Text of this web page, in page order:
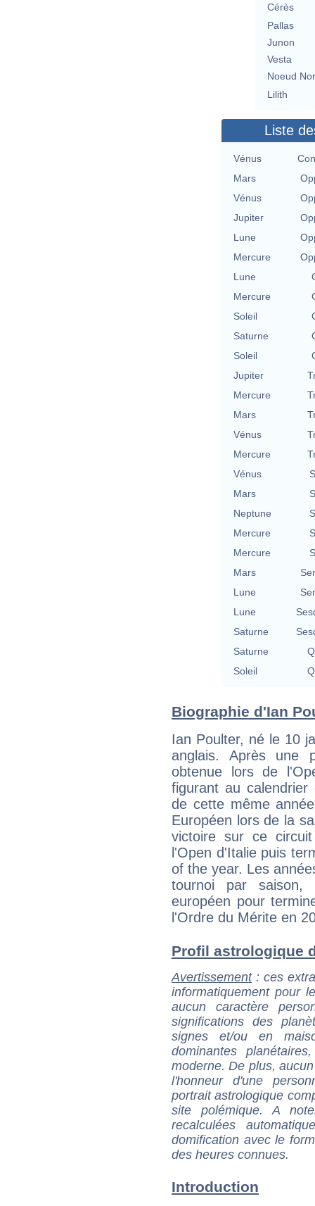
Cérès
Pallas
Junon
Vesta
Noeud
Lilith
Liste
Vénus
Mars
Vénus
Jupiter
Lune
Mercure
Lune
Mercure
Soleil
Saturne
Soleil
Jupiter
Mercure
Mars
Vénus
Mercure
Vénus
Mars
Neptune
Mercure
Mercure
Mars
Lune
Lune
Saturne
Saturne
Soleil
Biographie d'Ian
Ian Poulter, né le 10
anglais. Après une
obtenue lors de
figurant au
de cette même
Européen lors de la
victoire sur ce
l'Open d'Italie puis
of the year. Les
tournoi par saison,
européen pour
l'Ordre du Mérite en
Profil astrologique
Avertissement: ces
informatiquement pour
aucun caractère
significations des
signes et/ou en
dominantes
moderne. De plus,
l'honneur d'une
portrait astrologique
site polémique. A
recalculées
domification avec le
des heures connues.
Introduction